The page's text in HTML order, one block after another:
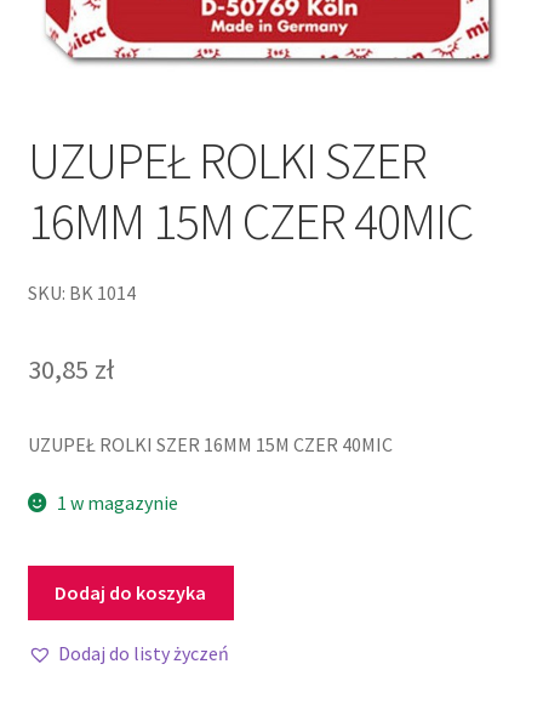
UZUPEŁ ROLKI SZER
16MM 15M CZER 40MIC
SKU: BK 1014
30,85 zł
UZUPEŁ ROLKI SZER 16MM 15M CZER 40MIC
1 w magazynie
Dodaj do koszyka
Dodaj do listy życzeń